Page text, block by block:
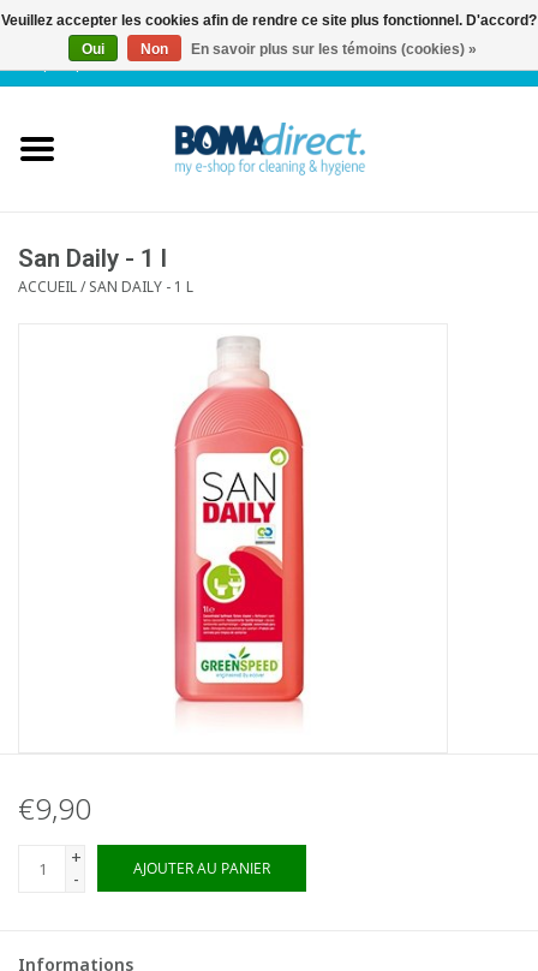
FR| 0 Articles
Service client
San Daily - 1 l
ACCUEIL/SAN DAILY - 1 L
€9,90
+
-
AJOUTER AU PANIER
Informations
Veuillez accepter les cookies afin de rendre ce site plus fonctionnel. D'accord?
Oui
Non En savoir plus sur les témoins (cookies) »